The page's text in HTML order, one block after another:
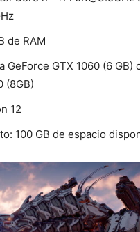
de RAM
GeForce GTX 1060 (6 GB)
(8GB)
12
100 GB de espacio